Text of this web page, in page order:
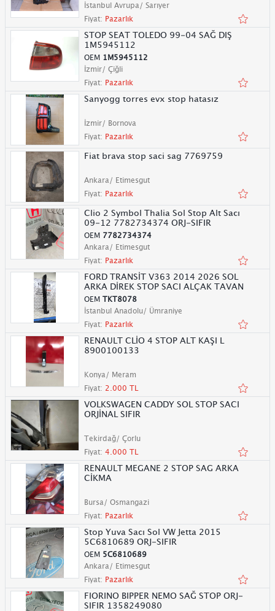
İstanbul Avrupa/ Sarıyer
Fiyat: Pazarlık
STOP SEAT TOLEDO 99-04 SAĞ DIŞ
1M5945112
OEM 1M5945112
İzmir/ Çiğli
Fiyat: Pazarlık
Sanyogg torres evx stop hatasız
İzmir/ Bornova
Fiyat: Pazarlık
Fiat brava stop saci sag 7769759
Ankara/ Etimesgut
Fiyat: Pazarlık
Clio 2 Symbol Thalia Sol Stop Alt Sacı
09-12 7782734374 ORJ-SIFIR
OEM 7782734374
Ankara/ Etimesgut
Fiyat: Pazarlık
FORD TRANSİT V363 2014 2026 SOL
ARKA DİREK STOP SACI ALÇAK TAVAN
OEM TKT8078
İstanbul Anadolu/ Ümraniye
Fiyat: Pazarlık
RENAULT CLİO 4 STOP ALT KAŞI L
8900100133
Konya/ Meram
Fiyat: 2.000 TL
VOLKSWAGEN CADDY SOL STOP SACI
ORJİNAL SIFIR
Tekirdağ/ Çorlu
Fiyat: 4.000 TL
RENAULT MEGANE 2 STOP SAG ARKA
CİKMA
Bursa/ Osmangazi
Fiyat: Pazarlık
Stop Yuva Sacı Sol VW Jetta 2015
5C6810689 ORJ-SIFIR
OEM 5C6810689
Ankara/ Etimesgut
Fiyat: Pazarlık
FIORINO BIPPER NEMO SAĞ STOP ORJ-
SIFIR 1358249080